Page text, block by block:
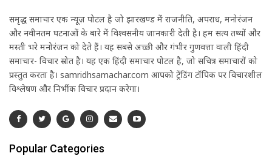
समृद्ध समाचार एक न्यूज़ पोर्टल है जो झारखण्ड में राजनीति, अपराध, मनोरंजन
और नवीनतम घटनाओं के बारे में विश्वसनीय जानकारी देती है। हम सत्य तथ्यों और
मस्ती भरे मनोरंजन को देते हैं। यह सबसे अच्छी और गंभीर गुणवत्ता वाली हिंदी
समाचार- विचार स्रोत है। यह एक हिंदी समाचार पोर्टल है, जो सचित्र समाचारों को
प्रस्तुत करता है। samridhsamachar.com आपको ट्रेंडिंग टॉपिक पर विचारशील
विश्लेषण और निर्भीक विचार प्रदान करेगा।
Popular Categories